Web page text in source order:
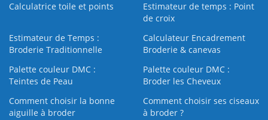
Calculatrice toile et points
Estimateur de temps : Point
de croix
Estimateur de Temps :
Broderie Traditionnelle
Calculateur Encadrement
Broderie & canevas
Palette couleur DMC :
Teintes de Peau
Palette couleur DMC :
Broder les Cheveux
Comment choisir la bonne
aiguille à broder
Comment choisir ses ciseaux
à broder ?